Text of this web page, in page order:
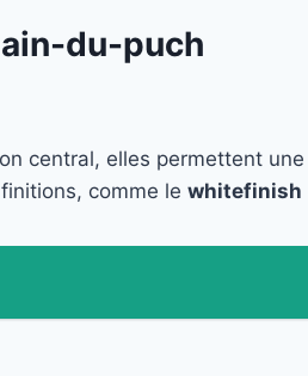
du-puch
central, elles permettent une
comme le whitefinish